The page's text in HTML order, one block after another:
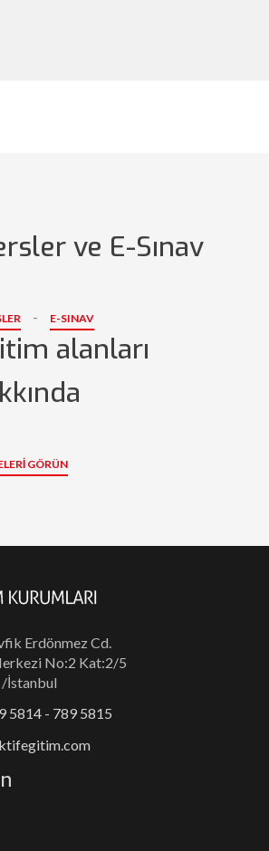
ve E-Sınav
- E-SINAV
alanları
GÖRÜN
Erdönmez Cd.
No:2 Kat:2/5
İstanbul
5814 - 789 5815